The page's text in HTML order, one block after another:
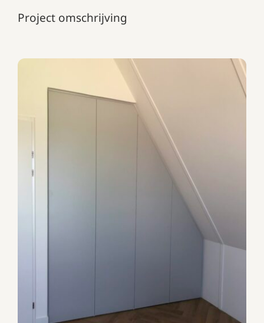
Project omschrijving
Draaideurkast onder schuin